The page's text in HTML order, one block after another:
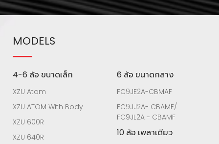
MODELS
4-6 ล้อ ขนาดเล็ก
XZU Atom
XZU ATOM With Body
XZU 600R
XZU 640R
6 ล้อ ขนาดกลาง
FC9JE2A-CBMAF
FC9JJ2A- CBAMF/
FC9JL2A - CBAMF
10 ล้อ เพลาเดียว